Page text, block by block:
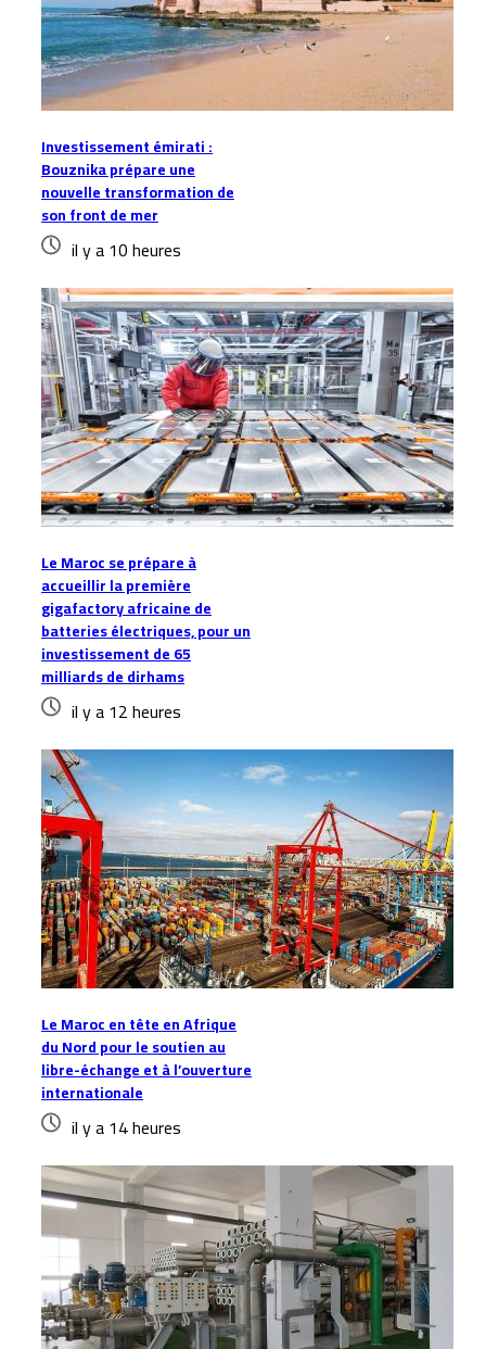
Investissement émirati :
Bouznika prépare une
nouvelle transformation de
son front de mer
il y a 10 heures
Le Maroc se prépare à
accueillir la première
gigafactory africaine de
batteries électriques, pour un
investissement de 65
milliards de dirhams
il y a 12 heures
Le Maroc en tête en Afrique
du Nord pour le soutien au
libre-échange et à l’ouverture
internationale
il y a 14 heures